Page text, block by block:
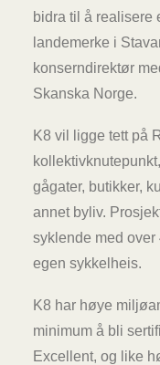
bidra til å realisere
landemerke i
konserndirektør
Skanska Norge.
K8 vil ligge tett på
gågater, butikker,
annet byliv.
syklende med
egen sykkelheis.
K8 har høye
minimum å bli
Excellent, og like